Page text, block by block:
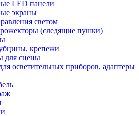
LED панели
экраны
светом
(следящие пушки)
крепежи
для сцены
осветительных приборов, адаптеры